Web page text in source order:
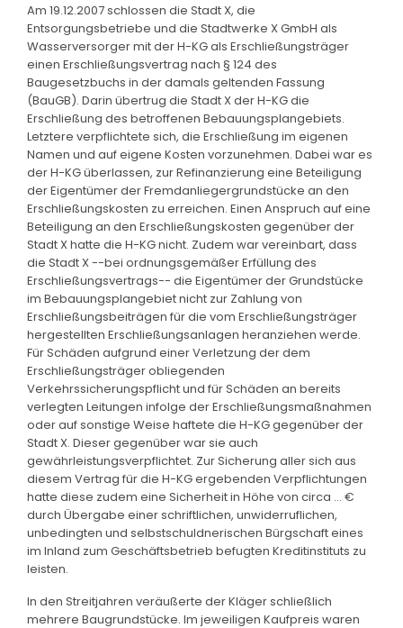
Am 19.12.2007 schlossen die Stadt X, die
Entsorgungsbetriebe und die Stadtwerke X GmbH als
Wasserversorger mit der H-KG als Erschließungsträger
einen Erschließungsvertrag nach § 124 des
Baugesetzbuchs in der damals geltenden Fassung
(BauGB). Darin übertrug die Stadt X der H-KG die
Erschließung des betroffenen Bebauungsplangebiets.
Letztere verpflichtete sich, die Erschließung im eigenen
Namen und auf eigene Kosten vorzunehmen. Dabei war es
der H-KG überlassen, zur Refinanzierung eine Beteiligung
der Eigentümer der Fremdanliegergrundstücke an den
Erschließungskosten zu erreichen. Einen Anspruch auf eine
Beteiligung an den Erschließungskosten gegenüber der
Stadt X hatte die H-KG nicht. Zudem war vereinbart, dass
die Stadt X --bei ordnungsgemäßer Erfüllung des
Erschließungsvertrags-- die Eigentümer der Grundstücke
im Bebauungsplangebiet nicht zur Zahlung von
Erschließungsbeiträgen für die vom Erschließungsträger
hergestellten Erschließungsanlagen heranziehen werde.
Für Schäden aufgrund einer Verletzung der dem
Erschließungsträger obliegenden
Verkehrssicherungspflicht und für Schäden an bereits
verlegten Leitungen infolge der Erschließungsmaßnahmen
oder auf sonstige Weise haftete die H-KG gegenüber der
Stadt X. Dieser gegenüber war sie auch
gewährleistungsverpflichtet. Zur Sicherung aller sich aus
diesem Vertrag für die H-KG ergebenden Verpflichtungen
hatte diese zudem eine Sicherheit in Höhe von circa ... €
durch Übergabe einer schriftlichen, unwiderruflichen,
unbedingten und selbstschuldnerischen Bürgschaft eines
im Inland zum Geschäftsbetrieb befugten Kreditinstituts zu
leisten.
In den Streitjahren veräußerte der Kläger schließlich
mehrere Baugrundstücke. Im jeweiligen Kaufpreis waren